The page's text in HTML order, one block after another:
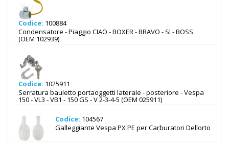
Codice: 100884
Condensatore - Piaggio CIAO - BOXER - BRAVO - SI - BOSS
(OEM 102939)
Codice: 1025911
Serratura bauletto portaoggetti laterale - posteriore - Vespa
150 - VL3 - VB1 - 150 GS - V 2-3-4-5 (OEM 025911)
Codice: 104567
Galleggiante Vespa PX PE per Carburatori Dellorto